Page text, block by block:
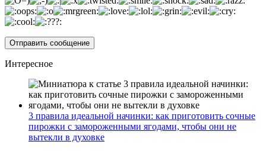
Интересное
3 правила идеальной начинки: как приготовить сочные
пирожки с замороженными ягодами, чтобы они не
вытекли в духовке